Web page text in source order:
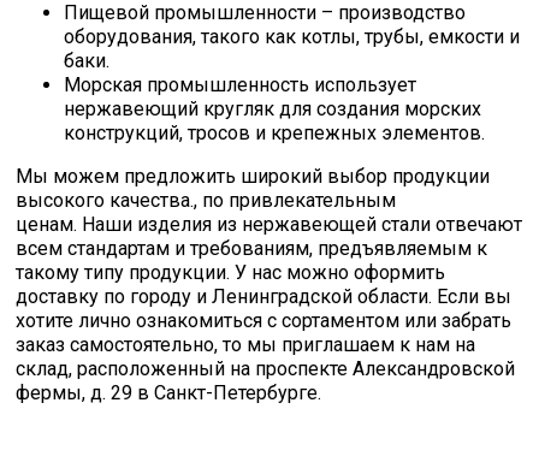
Пищевой промышленности – производство
оборудования, такого как котлы, трубы, емкости и
баки.
Морская промышленность использует
нержавеющий кругляк для создания морских
конструкций, тросов и крепежных элементов.
Мы можем предложить широкий выбор продукции
высокого качества., по привлекательным
ценам. Наши изделия из нержавеющей стали отвечают
всем стандартам и требованиям, предъявляемым к
такому типу продукции. У нас можно оформить
доставку по городу и Ленинградской области. Если вы
хотите лично ознакомиться с сортаментом или забрать
заказ самостоятельно, то мы приглашаем к нам на
склад, расположенный на проспекте Александровской
фермы, д. 29 в Санкт-Петербурге.